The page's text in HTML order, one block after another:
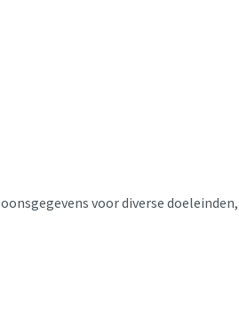
voor diverse